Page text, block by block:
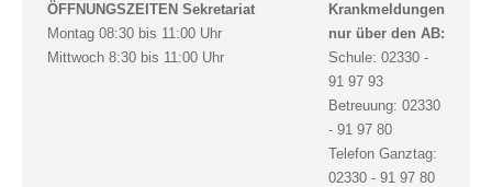
ÖFFNUNGSZEITEN Sekretariat
Montag 08:30 bis 11:00 Uhr
Mittwoch 8:30 bis 11:00 Uhr
Krankmeldungen
nur über den AB:
Schule: 02330 -
91 97 93
Betreuung: 02330
- 91 97 80
Telefon Ganztag:
02330 - 91 97 80